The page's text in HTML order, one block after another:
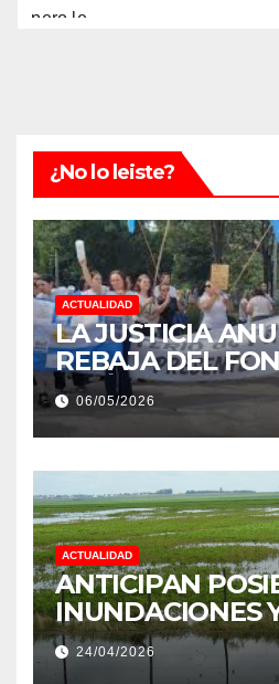
¿No lo leiste?
ACTUALIDAD
LA JUSTICIA
REBAJA DEL
ESTÍMULO A
PRODUCCIÓN DE
PROVINCIA DEL
06/05/2026
ACTUALIDAD
ANTICIPAN
INUNDACIONES
EXTREMOS:
NIÑO MUY
24/04/2026